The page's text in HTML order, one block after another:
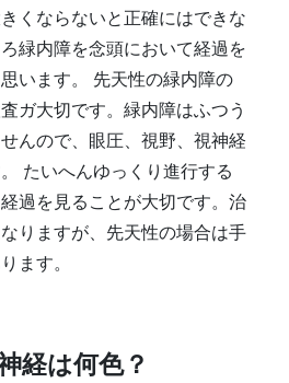
くならないと正確にはできな
緑内障を念頭において経過を
います。 先天性の緑内障の
ガ大切です。緑内障はふつう
んので、眼圧、視野、視神経
たいへんゆっくり進行する
過を見ることが大切です。治
りますが、先天性の場合は手
ます。
経は何色？